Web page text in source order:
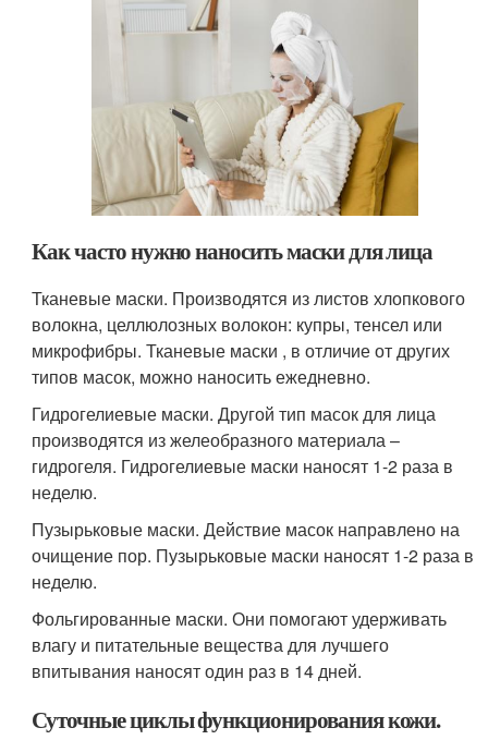
Как часто нужно наносить маски для лица
Тканевые маски. Производятся из листов хлопкового
волокна, целлюлозных волокон: купры, тенсел или
микрофибры. Тканевые маски , в отличие от других
типов масок, можно наносить ежедневно.
Гидрогелиевые маски. Другой тип масок для лица
производятся из желеобразного материала –
гидрогеля. Гидрогелиевые маски наносят 1-2 раза в
неделю.
Пузырьковые маски. Действие масок направлено на
очищение пор. Пузырьковые маски наносят 1-2 раза в
неделю.
Фольгированные маски. Они помогают удерживать
влагу и питательные вещества для лучшего
впитывания наносят один раз в 14 дней.
Суточные циклы функционирования кожи.